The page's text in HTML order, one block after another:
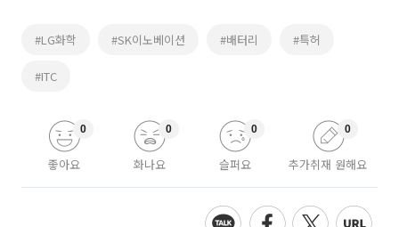
#LG화학 #SK이노베이션 #배터리 #특허
#ITC
좋아요
0
화나요
0
슬퍼요
0
추가취재 원해요
0